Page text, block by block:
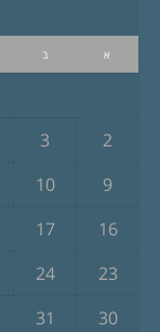
א ב
2
3
9
10
16
17
23
24
30
31